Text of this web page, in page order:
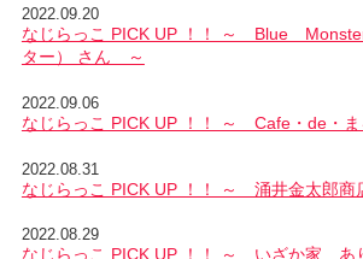
2022.09.20
なじらっこ PICK UP ！！ ～ Blue
ター） さん ～
2022.09.06
なじらっこ PICK UP ！！ ～ Cafe・de・
2022.08.31
なじらっこ PICK UP ！！ ～ 涌井金太郎
2022.08.29
なじらっこ PICK UP ！！ ～ いざか家